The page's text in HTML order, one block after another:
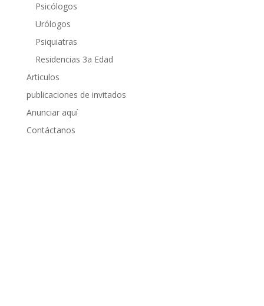
Psicólogos
Urólogos
Psiquiatras
Residencias 3a Edad
Articulos
publicaciones de invitados
Anunciar aquí
Contáctanos